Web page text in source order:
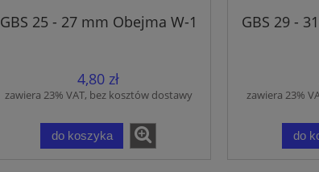
GBS 25 - 27 mm Obejma W-1
4,80 zł
zawiera 23% VAT, bez kosztów dostawy
do koszyka
GBS 29 -
zawiera 23%
do